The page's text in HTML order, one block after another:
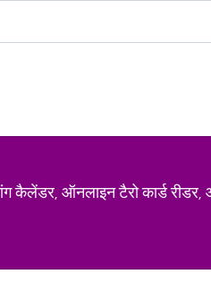
कैलेंडर, ऑनलाइन टैरो कार्ड रीडर,